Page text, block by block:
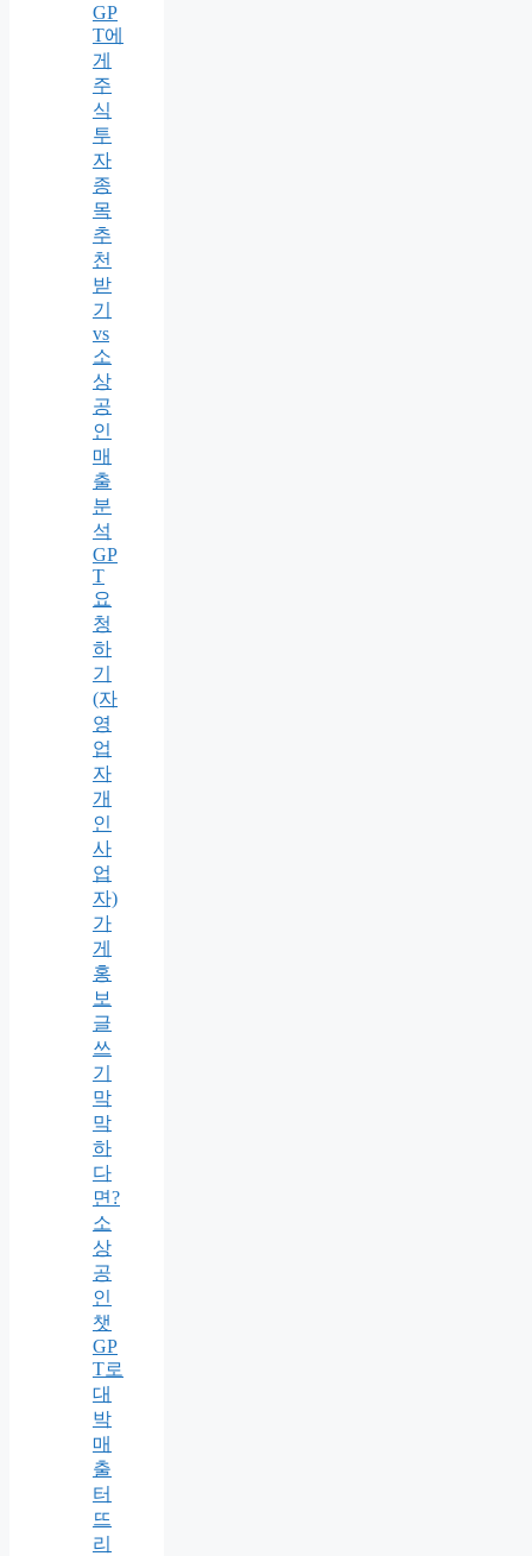
GP
T에
게
주
식
투
자
종
목
추
천
받
기
vs
소
상
공
인
매
출
분
석
GP
T
요
청
하
기
(자
영
업
자
개
인
사
업
자)
가
게
홍
보
글
쓰
기
막
막
하
다
면?
소
상
공
인
챗
GP
T로
대
박
매
출
터
뜨
리